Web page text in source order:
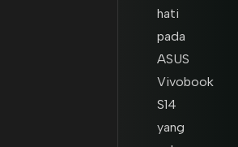
hati
pada
ASUS
Vivobook
S14
yang